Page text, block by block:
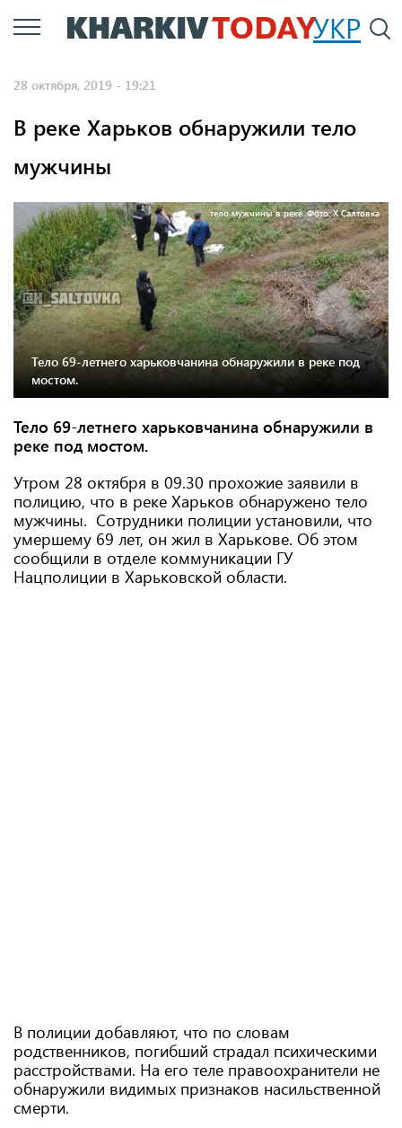
Перейти
к
УКР
28 октября, 2019 - 19:21
В реке Харьков обнаружили тело
мужчины
тело мужчины в реке. Фото: Х Салтовка
Тело 69-летнего харьковчанина обнаружили в реке под
мостом.
Тело 69-летнего харьковчанина обнаружили в
реке под мостом.
Утром 28 октября в 09.30 прохожие заявили в
полицию, что в реке Харьков обнаружено тело
мужчины. Сотрудники полиции установили, что
умершему 69 лет, он жил в Харькове. Об этом
сообщили в отделе коммуникации ГУ
Нацполиции в Харьковской области.
В полиции добавляют, что по словам
родственников, погибший страдал психическими
расстройствами. На его теле правоохранители не
обнаружили видимых признаков насильственной
смерти.